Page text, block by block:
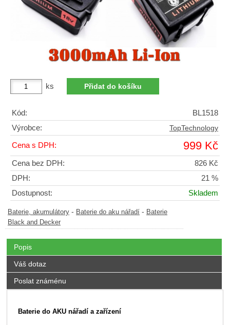
ks
Kód:
BL1518
Výrobce:
TopTechnology
Cena s DPH: 999 Kč
Cena bez DPH:
826 Kč
DPH:
21 %
Dostupnost:
Skladem
Baterie, akumulátory - Baterie do aku nářadí - Baterie
Black and Decker
Popis
Váš dotaz
Poslat známénu
Baterie do AKU nářadí a zařízení